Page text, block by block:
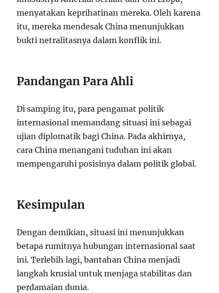
menyatakan keprihatinan mereka. Oleh karena
itu, mereka mendesak China menunjukkan
bukti netralitasnya dalam konflik ini.
Pandangan Para Ahli
Di samping itu, para pengamat politik
internasional memandang situasi ini sebagai
ujian diplomatik bagi China. Pada akhirnya,
cara China menangani tuduhan ini akan
mempengaruhi posisinya dalam politik global.
Kesimpulan
Dengan demikian, situasi ini menunjukkan
betapa rumitnya hubungan internasional saat
ini. Terlebih lagi, bantahan China menjadi
langkah krusial untuk menjaga stabilitas dan
perdamaian dunia.